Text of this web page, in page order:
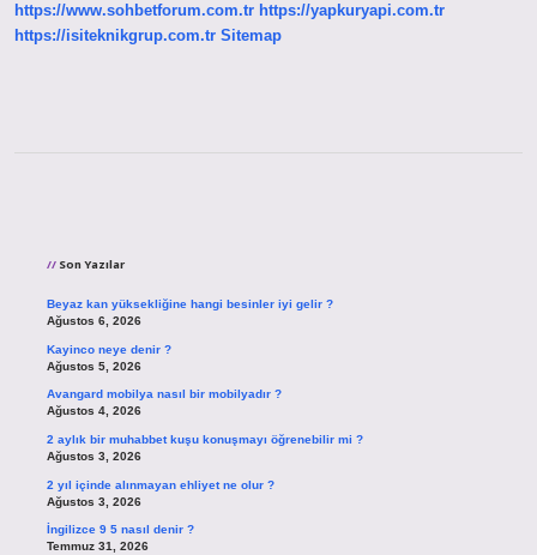
Olmalı
https://www.sohbetforum.com.tr https://yapkuryapi.com.tr
https://isiteknikgrup.com.tr Sitemap
Son Yazılar
Beyaz kan yüksekliğine hangi besinler iyi gelir ?
Ağustos 6, 2026
Kayinco neye denir ?
Ağustos 5, 2026
Avangard mobilya nasıl bir mobilyadır ?
Ağustos 4, 2026
2 aylık bir muhabbet kuşu konuşmayı öğrenebilir mi ?
Ağustos 3, 2026
2 yıl içinde alınmayan ehliyet ne olur ?
Ağustos 3, 2026
İngilizce 9 5 nasıl denir ?
Temmuz 31, 2026